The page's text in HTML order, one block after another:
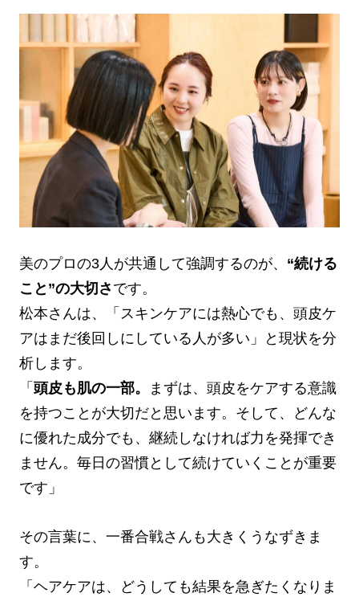
美のプロの3人が共通して強調するのが、 “続ける
こと”の大切さ です。
松本さんは、「スキンケアには熱心でも、頭皮ケ
アはまだ後回しにしている人が多い」と現状を分
析します。
「 頭皮も肌の一部。
まずは、頭皮をケアする意識
を持つことが大切だと思います。そして、どんな
に優れた成分でも、継続しなければ力を発揮でき
ません。毎日の習慣として続けていくことが重要
です」
その言葉に、一番合戦さんも大きくうなずきま
す。
「ヘアケアは、どうしても結果を急ぎたくなりま